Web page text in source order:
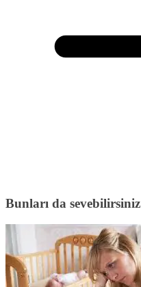
Bunları da sevebilirsiniz